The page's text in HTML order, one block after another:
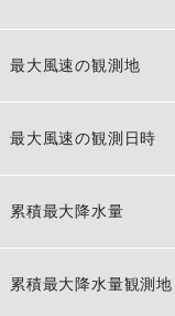
最大風速の観測地
最大風速の観測日時
累積最大降水量
累積最大降水量観測地